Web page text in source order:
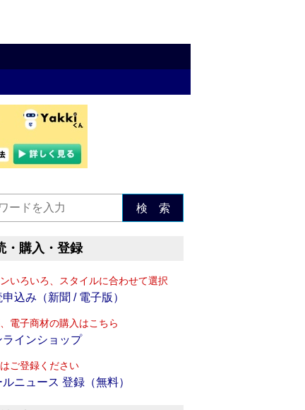
検 索
・購入・登録
いろいろ、スタイルに合わせて選択
申込み（新聞 / 電子版）
電子商材の購入はこちら
ラインショップ
ご登録ください
ルニュース 登録（無料）